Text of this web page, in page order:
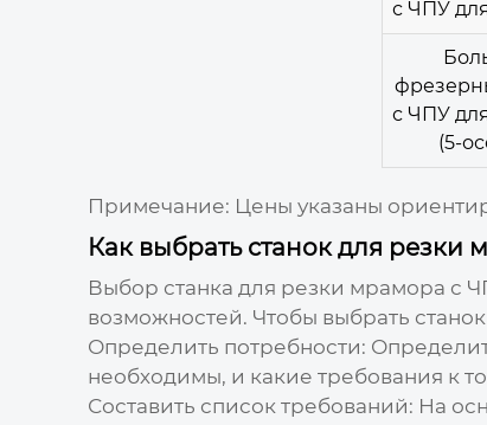
с ЧПУ
с ЧПУ
(5-
Примечание: Цены указаны
Как выбрать станок для
Выбор станка для резки мрамора с
возможностей. Чтобы выбрать
Определить потребности:
необходимы, и какие требования к
Составить список требований: На